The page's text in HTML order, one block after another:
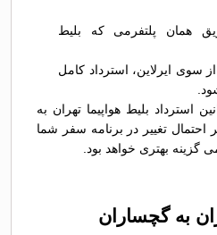
همان پلتفرمی که بلیط
سوی ایرلاین، استرداد کامل
استرداد بلیط هواپیما تهران به
تغییر در برنامه سفر شما
گزینه بهتری خواهد بود.
به گچساران